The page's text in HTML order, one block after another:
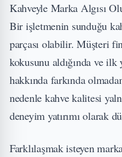
Kahveyle Marka Algısı
Bir işletmenin sunduğu
parçası olabilir. Müşteri
kokusunu aldığında ve ilk
hakkında farkında
nedenle kahve kalitesi
deneyim yatırımı olarak
Farklılaşmak isteyen